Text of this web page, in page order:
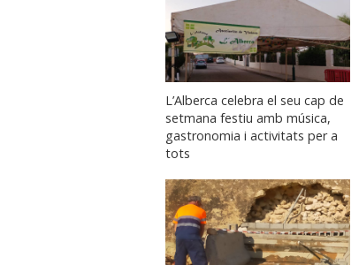
L’Alberca celebra el seu cap de
setmana festiu amb música,
gastronomia i activitats per a
tots